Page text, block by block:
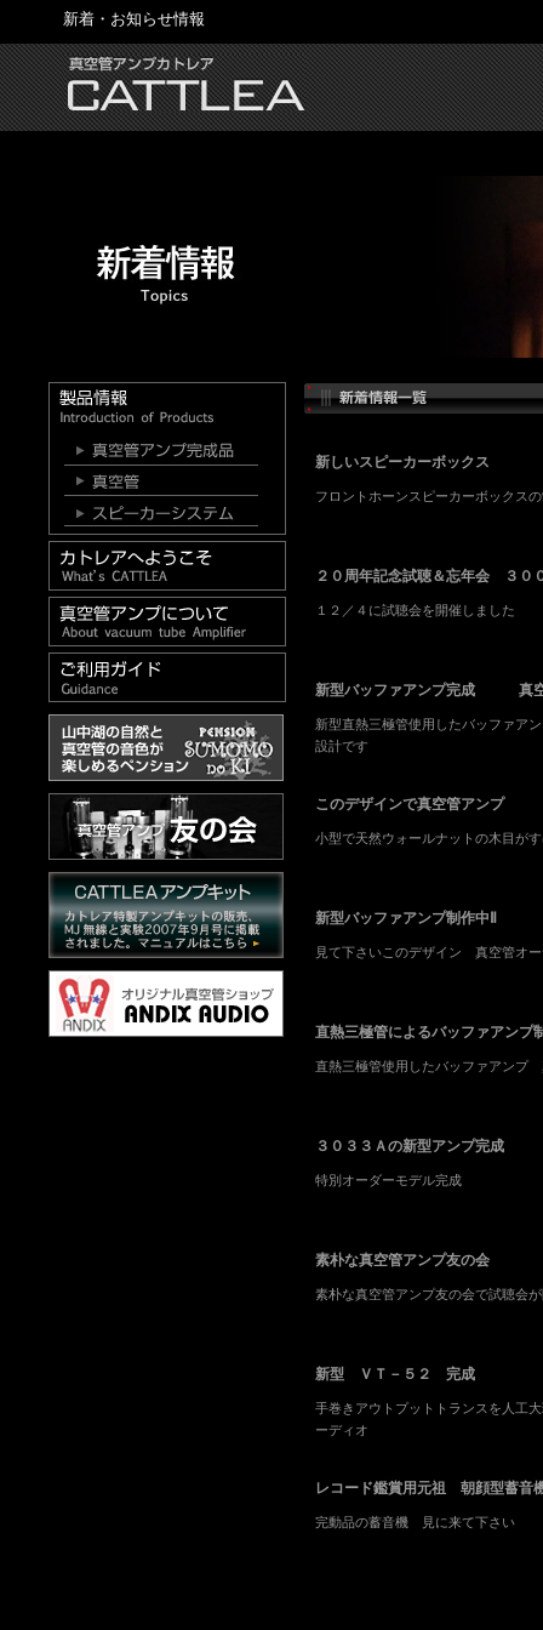
新着・お知らせ情報
新しいスピーカーボックス
フロントホーンスピーカーボックス
２０周年記念試聴＆忘年会 ３０
１２／４に試聴会を開催しました
新型バッファアンプ完成 真空
新型直熱三極管使用したバッファア
設計です
このデザインで真空管アンプ
小型で天然ウォールナットの木目が
新型バッファアンプ制作中Ⅱ
見て下さいこのデザイン 真空管オ
直熱三極管によるバッファアンプ
直熱三極管使用したバッファアンプ
３０３３Ａの新型アンプ完成
特別オーダーモデル完成
素朴な真空管アンプ友の会
素朴な真空管アンプ友の会で試聴会
新型 ＶＴ－５２ 完成
手巻きアウトプットトランスを人工
ーディオ
レコード鑑賞用元祖 朝顔型蓄音
完動品の蓄音機 見に来て下さい